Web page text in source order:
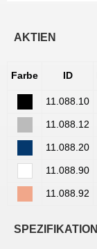
AKTIEN
Farbe ID
11.088.10
11.088.12
11.088.20
11.088.90
11.088.92
SPEZIFIKATION